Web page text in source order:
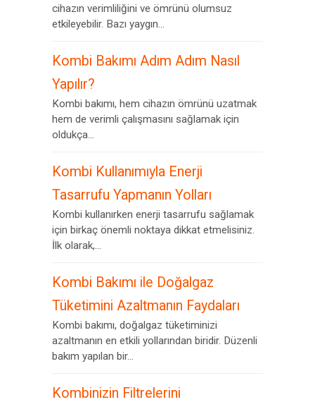
cihazın verimliliğini ve ömrünü olumsuz
etkileyebilir. Bazı yaygın...
Kombi Bakımı Adım Adım Nasıl
Yapılır?
Kombi bakımı, hem cihazın ömrünü uzatmak
hem de verimli çalışmasını sağlamak için
oldukça...
Kombi Kullanımıyla Enerji
Tasarrufu Yapmanın Yolları
Kombi kullanırken enerji tasarrufu sağlamak
için birkaç önemli noktaya dikkat etmelisiniz.
İlk olarak,...
Kombi Bakımı ile Doğalgaz
Tüketimini Azaltmanın Faydaları
Kombi bakımı, doğalgaz tüketiminizi
azaltmanın en etkili yollarından biridir. Düzenli
bakım yapılan bir...
Kombinizin Filtrelerini